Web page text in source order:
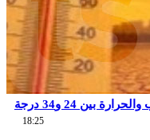
بين 24 و34 درجة
18:25